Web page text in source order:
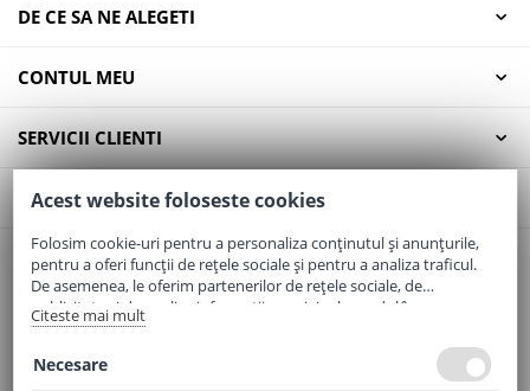
DE CE SA NE ALEGETI
CONTUL MEU
SERVICII CLIENTI
CONTACT
Email:office@elaptepraf.ro
Telefon:0745-964-449
Adresa:Sos. Borsului, Nr. 20, Oradea, Jud. Bihor
Acest website foloseste cookies
Folosim cookie-uri pentru a personaliza conținutul și anunțurile,
pentru a oferi funcții de rețele sociale și pentru a analiza traficul.
De asemenea, le oferim partenerilor de rețele sociale, de
publicitate și de analize informații cu privire la modul în care
folosiți site-ul nostru. Aceștia le pot combina cu alte informații
Citeste mai mult
Necesare